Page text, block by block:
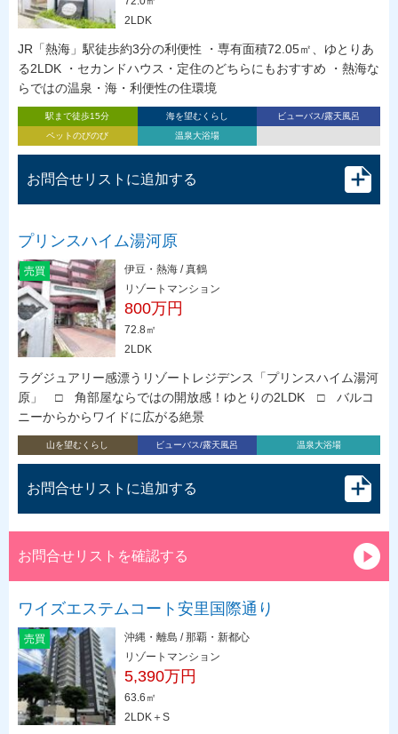
2LDK
JR「熱海」駅徒歩約3分の利便性 ・専有面積72.05㎡、ゆとりあ
る2LDK ・セカンドハウス・定住のどちらにもおすすめ ・熱海な
らではの温泉・海・利便性の住環境
駅まで徒歩15分 海を望むくらし
ビューバス/露天風呂
ペットのびのび
温泉大浴場
お問合せリストに追加する
プリンスハイム湯河原
売買
伊豆・熱海 / 真鶴
リゾートマンション
800万円
72.8㎡
2LDK
ラグジュアリー感漂うリゾートレジデンス「プリンスハイム湯河
原」 □ 角部屋ならではの開放感！ゆとりの2LDK □ バルコ
ニーからからワイドに広がる絶景
山を望むくらし ビューバス/露天風呂 温泉大浴場
お問合せリストに追加する
お問合せリストを確認する
ワイズエステムコート安里国際通り
売買
沖縄・離島 / 那覇・新都心
リゾートマンション
5,390万円
63.6㎡
2LDK＋S